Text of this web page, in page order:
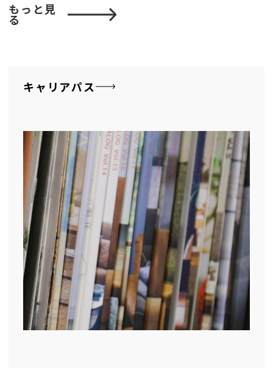
キャリア採用
お問合せ
©︎ 2026 SEKI FURNITURE Co.,Ltd.Recruitment.
もっと見
る
キャリアパス